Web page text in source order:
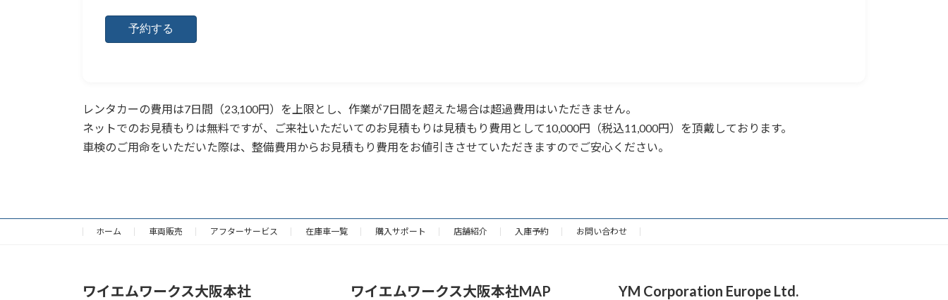
レンタカーの費用は7日間（23,100円）を上限とし、作業が7日間を超えた場合は超過費用はいただきません。
ネットでのお見積もりは無料ですが、ご来社いただいてのお見積もりは見積もり費用として10,000円（税込11,000円）を頂戴しております。
車検のご用命をいただいた際は、整備費用からお見積もり費用をお値引きさせていただきますのでご安心ください。
ホーム 車両販売 アフターサービス 在庫車一覧 購入サポート 店舗紹介 入庫予約 お問い合わせ
ワイエムワークス大阪本社 ワイエムワークス大阪本社MAP YM Corporation Europe Ltd.